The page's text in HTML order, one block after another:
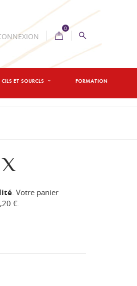
0
ET SOURCLS FORMATION
. Votre panier
€.